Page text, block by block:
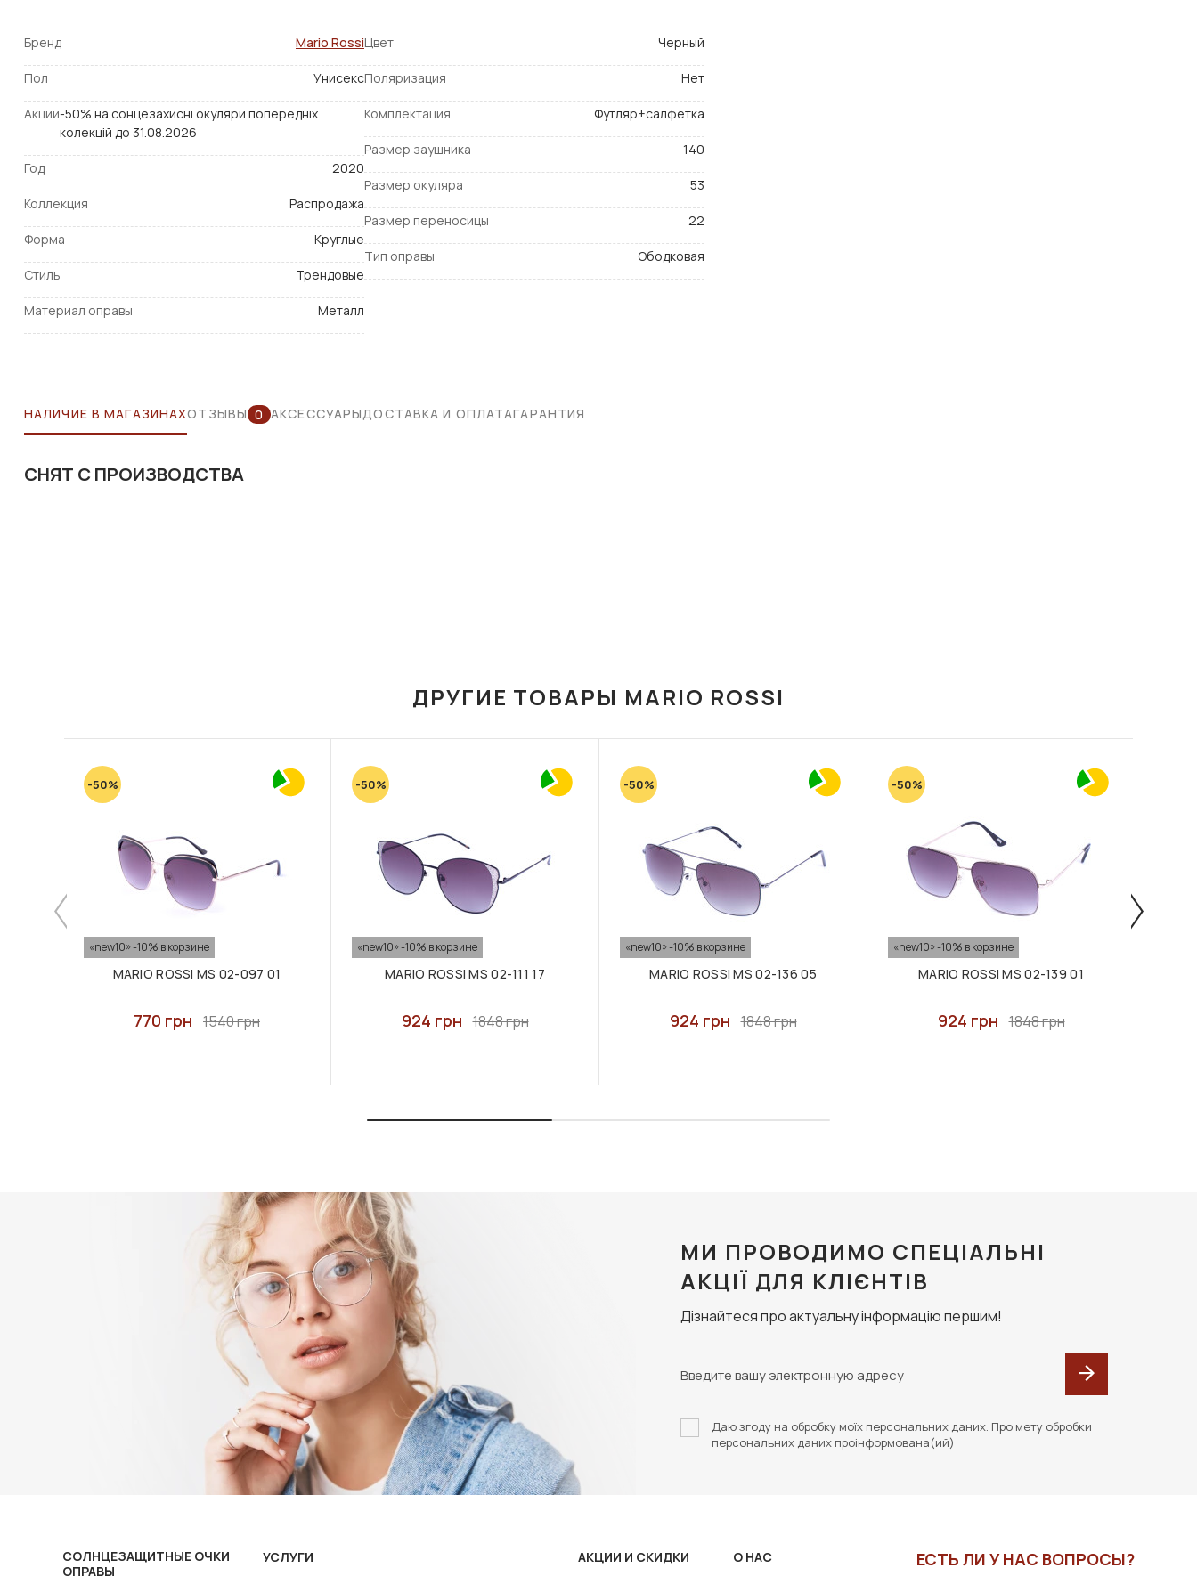
Бренд Mario Rossi
Пол Унисекс
Акции-50% на сонцезахисні окуляри попередніх
колекцій до 31.08.2026
Год 2020
Коллекция Распродажа
Форма Круглые
Стиль Трендовые
Материал оправы Металл
Цвет Черный
Поляризация Нет
Комплектация Футляр+салфетка
Размер заушника 140
Размер окуляра 53
Размер переносицы 22
Тип оправы Ободковая
НАЛИЧИЕ В МАГАЗИНАХОТЗЫВЫ 0 АКСЕССУАРЫДОСТАВКА И ОПЛАТАГАРАНТИЯ
СНЯТ С ПРОИЗВОДСТВА
ДРУГИЕ ТОВАРЫ MARIO ROSSI
-50%
«new10» -10% в корзине
MARIO ROSSI MS 02-097 01
770 грн 1540 грн
-50%
«new10» -10% в корзине
MARIO ROSSI MS 02-111 17
924 грн 1848 грн
-50%
«new10» -10% в корзине
MARIO ROSSI MS 02-136 05
924 грн 1848 грн
-50%
«new10» -10% в корзине
MARIO ROSSI MS 02-139 01
924 грн 1848 грн
МИ ПРОВОДИМО СПЕЦІАЛЬНІ
АКЦІЇ ДЛЯ КЛІЄНТІВ
Дізнайтеся про актуальну інформацію першим!
Даю згоду на обробку моїх персональних даних. Про мету обробки
персональних даних проінформована(ий)
СОЛНЦЕЗАЩИТНЫЕ ОЧКИ
ОПРАВЫ
УСЛУГИ АКЦИИ И СКИДКИ О НАС ЕСТЬ ЛИ У НАС ВОПРОСЫ?